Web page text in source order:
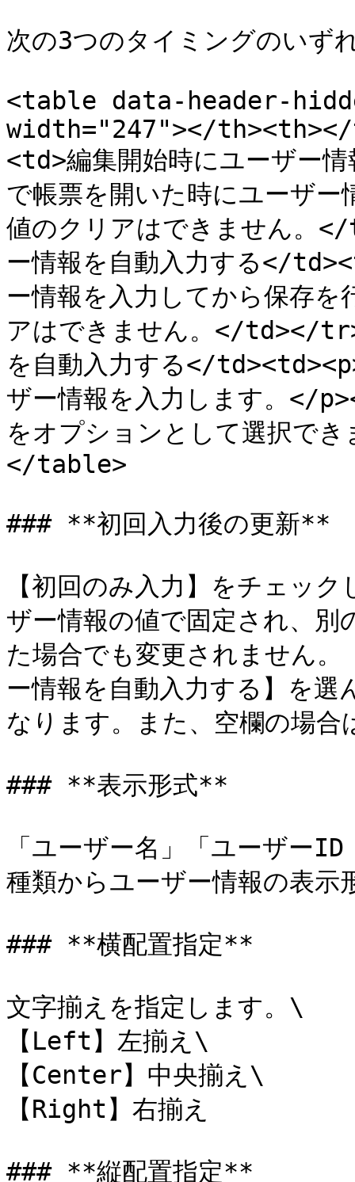
次の3つのタイミングのいず
<table data-header-
width="247"></
<td>編集開始時にユーザー
で帳票を開いた時にユーザ
値のクリアはできません
ー情報を自動入力する</
ー情報を入力してから保存
アはできません。</td></
を自動入力する</
ザー情報を入力します。</
をオプションとして選択
</table>
### **初回入力後の更新**
【初回のみ入力】をチェッ
ザー情報の値で固定され、
た場合でも変更されません
ー情報を自動入力する】を
なります。また、空欄の場
### **表示形式**
「ユーザー名」「ユーザー
種類からユーザー情報の表示
### **横配置指定**
文字揃えを指定します。\
【Left】左揃え\
【Center】中央揃え\
【Right】右揃え
### **縦配置指定**